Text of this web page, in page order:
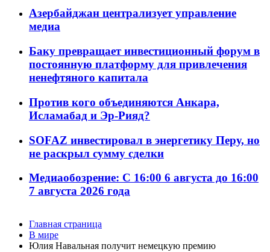
Азербайджан централизует управление
медиа
Баку превращает инвестиционный форум в
постоянную платформу для привлечения
ненефтяного капитала
Против кого объединяются Анкара,
Исламабад и Эр-Рияд?
SOFAZ инвестировал в энергетику Перу, но
не раскрыл сумму сделки
Медиаобозрение: С 16:00 6 августа до 16:00
7 августа 2026 года
Главная страница
В мире
Юлия Навальная получит немецкую премию